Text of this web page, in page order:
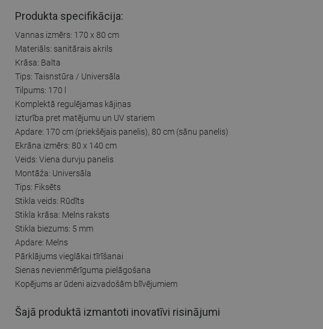
Produkta specifikācija:
Vannas izmērs: 170 x 80 cm
Materiāls: sanitārais akrils
Krāsa: Balta
Tips: Taisnstūra / Universāla
Tilpums: 170 l
Komplektā regulējamas kājiņas
Izturība pret matējumu un UV stariem
Apdare: 170 cm (priekšējais panelis), 80 cm (sānu panelis)
Ekrāna izmērs: 80 x 140 cm
Veids: Viena durvju panelis
Montāža: Universāla
Tips: Fiksēts
Stikla veids: Rūdīts
Stikla krāsa: Melns raksts
Stikla biezums: 5 mm
Apdare: Melns
Pārklājums vieglākai tīrīšanai
Sienas nevienmērīguma pielāgošana
Kopējums ar ūdeni aizvadošām blīvējumiem
Šajā produktā izmantoti inovatīvi risinājumi